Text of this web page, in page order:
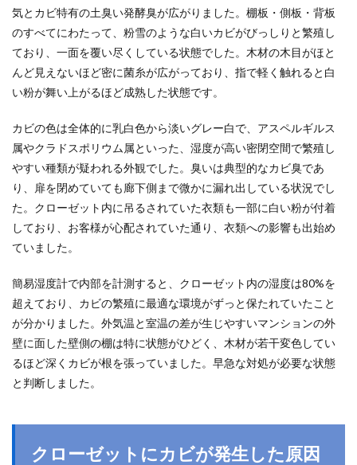
気とカビ特有の土臭い発酵臭が広がりました。棚板・側板・背板
のすべてにわたって、粉雪のような白いカビがびっしりと繁殖し
ており、一面を覆い尽くしている状態でした。木材の木目がほと
んど見えないほど密に菌糸が広がっており、指で軽く触れると白
い粉が舞い上がるほど成熟した状態です。
カビの色は全体的に乳白色から淡いグレー白で、アスペルギルス
属やクラドスポリウム属といった、湿度が高い密閉空間で繁殖し
やすい種類が疑われる外観でした。臭いは典型的なカビ臭であ
り、扉を閉めていても廊下側まで微かに漏れ出している状況でし
た。クローゼット内に吊るされていた衣類も一部に白い粉が付着
しており、お客様が心配されていた通り、衣類への影響も出始め
ていました。
簡易湿度計で内部を計測すると、クローゼット内の湿度は80%を
超えており、カビの繁殖に最適な環境がずっと保たれていたこと
が分かりました。外気温と室温の差が生じやすいマンションの外
壁に面した壁側の棚は特に状態がひどく、木材が若干変色してい
るほど深くカビが根を張っていました。早急な対処が必要な状態
と判断しました。
クローゼットにカビが発生した原因